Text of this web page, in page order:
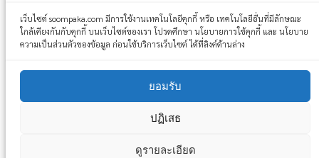
เว็บไซต์ soompaka.com มีการใช้งานเทคโนโลยีคุกกี้ หรือ เทคโนโลยีอื่นที่มีลักษณะ
ใกล้เคียงกันกับคุกกี้ บนเว็บไซต์ของเรา โปรดศึกษา นโยบายการใช้คุกกี้ และ นโยบาย
ความเป็นส่วนตัวของข้อมูล ก่อนใช้บริการเว็บไซต์ ได้ที่ลิงค์ด้านล่าง
ยอมรับ
ปฏิเสธ
ดูรายละเอียด
Login
Username or email address*
Password*
Remember me